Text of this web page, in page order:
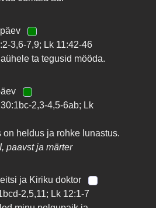
3,6-7,9; Lk 11:42-46
ta tegusid mööda.
2,3-4,5-6ab; Lk
on heldus ja rohke lunastus.
paavst ja märter
ja Kiriku doktor
2,5,11; Lk 12:1-7